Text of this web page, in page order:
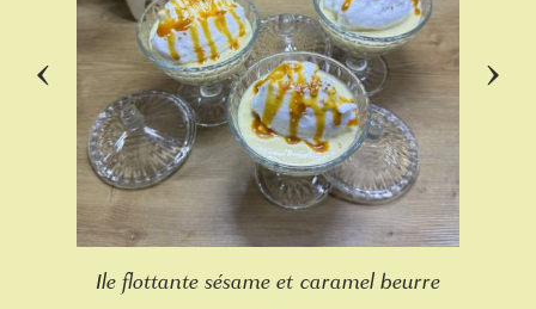
Ile flottante sésame et caramel beurre
‹ ›